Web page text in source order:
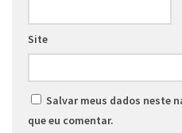
Site
Salvar meus dados neste
que eu comentar.